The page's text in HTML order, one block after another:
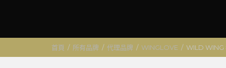
首頁 / 所有品牌 / 代理品牌 / WINGLOVE / WILD WING